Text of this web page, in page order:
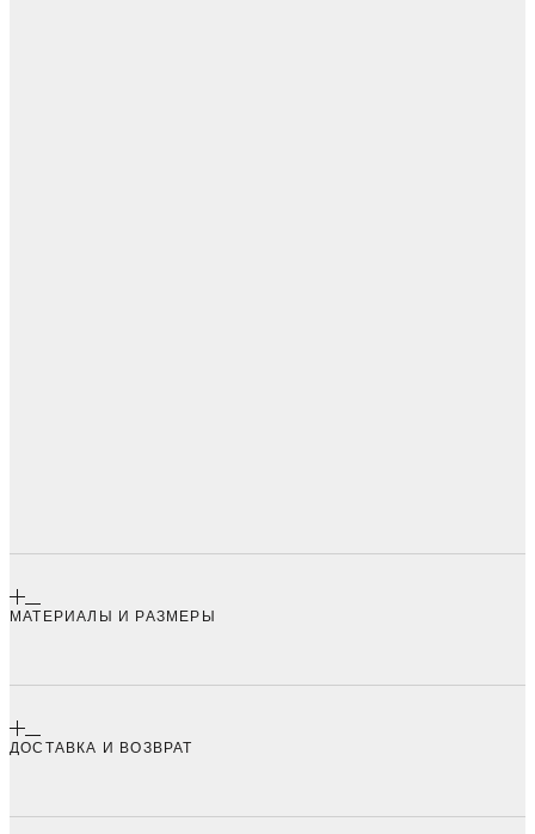
МАТЕРИАЛЫ И РАЗМЕРЫ
ДОСТАВКА И ВОЗВРАТ